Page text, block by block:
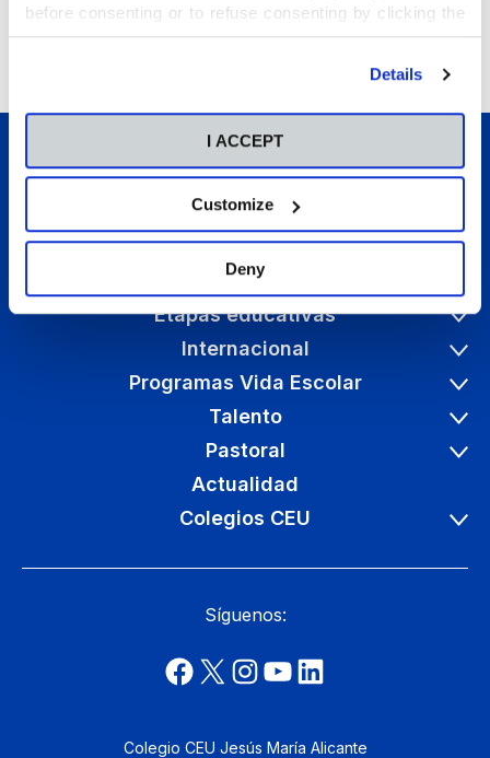
before consenting or to refuse consenting by clicking the
"Personalize" button. For more information you can visit
Details
I ACCEPT
Customize
Deny
Conócenos
Etapas educativas
Internacional
Programas Vida Escolar
Talento
Pastoral
Actualidad
Colegios CEU
Síguenos:
Colegio CEU Jesús María Alicante